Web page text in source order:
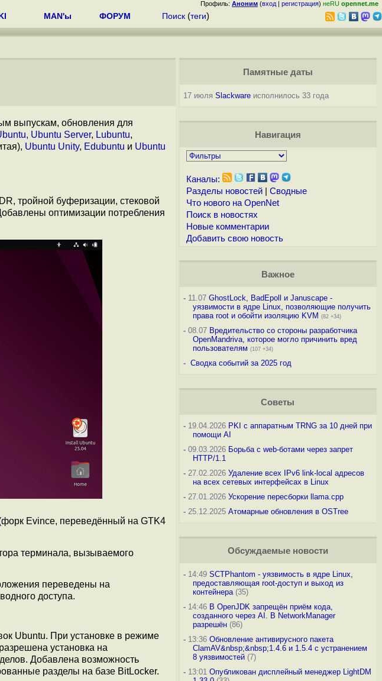
Профиль: Аноним (вход | регистрация) неRU opennet.me
MAN'ы ФОРУМ Поиск (теги)
выпускам, обновления для
Ubuntu Server, Lubuntu,
Ubuntu Unity, Edubuntu и Ubuntu
тройной буферизации, стековой
оптимизации потребления
Evince, переведённый на GTK4
терминала, вызываемого
переведены на
доступа.
Ubuntu. При установке в режиме
установка на
Добавлена возможность
разделы на базе BitLocker.
Памятные даты
17 июля Slackwareисполнилось 33 года
Навигация
Каналы:
Разделы новостей| Сводные
Что нового на OpenNet
Поиск в новостях
Новые комментарии
Добавить свою новость
Важное
-11.07 GhostLock, BadEpoll и Januscape -
уязвимости в ядре Linux, позволяющие получить
права root и обойти изоляцию KVM (82 +34)
-08.07 Вредительство со стороны разработчика
OpenMandriva, которое могло причинить вред
пользователям (107 +34)
- Сводка событий за 2025 год
Советы
-19.04.2026 PKI с аппаратным TRNG за 10 дней при
помощи AI
-09.03.2026 Борьба с web-ботами через запрет
HTTP/1.1
-27.02.2026 Удаление всех IPv6 link-local адресов
на всех сетевых интерфейсах в Linux
-27.01.2026 Ускорение пересборки llama.cpp
-25.12.2025 Атомарные обновления в OSTree
Обсуждаемые новости
-14:49 SCTPhantom - уязвимость в ядре Linux,
предоставляющая root-доступ и выход из
контейнера(35)
-14:46 В OpenJDK запрещён приём кода,
созданного через AI. В NetworkManager
разрешён(86)
-13:36 Обновление антивирусного пакета
ClamAV&nbsp;&nbsp;1.4.6 и 1.5.4 с устранением
8 уязвимостей(7)
-13:01 Опубликован дисплейный менеджер LightDM